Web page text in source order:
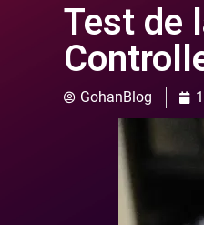
Test de
GohanBlog